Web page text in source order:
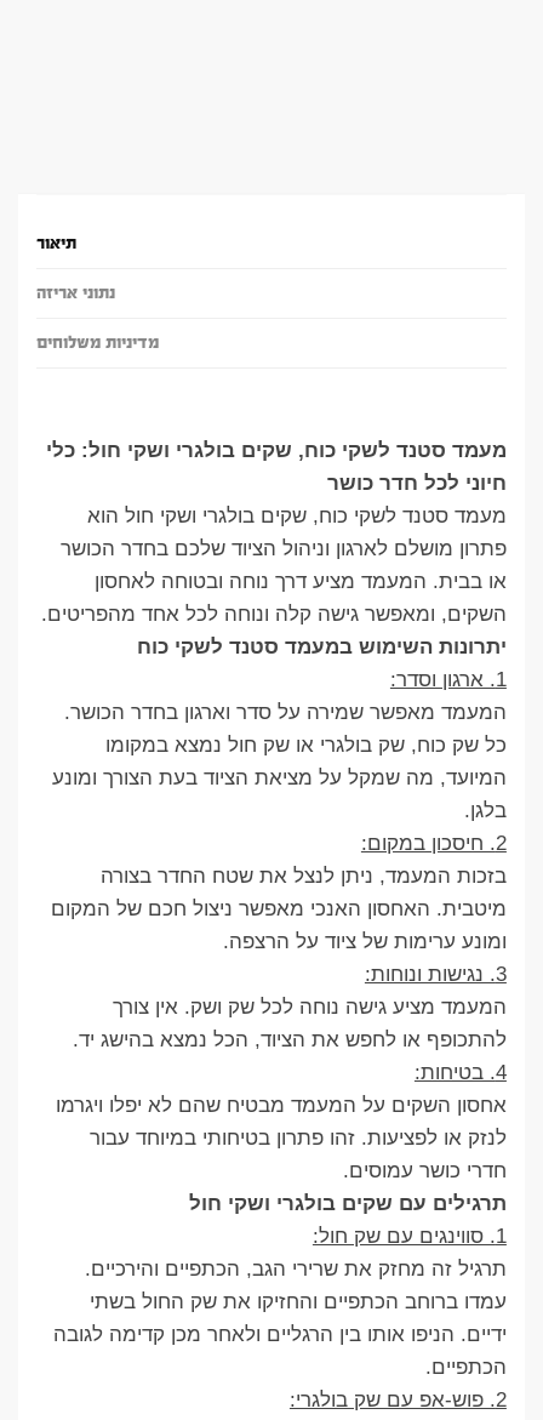
תיאור
נתוני אריזה
מדיניות משלוחים
מעמד סטנד לשקי כוח, שקים בולגרי ושקי חול: כלי
חיוני לכל חדר כושר
מעמד סטנד לשקי כוח, שקים בולגרי ושקי חול הוא
פתרון מושלם לארגון וניהול הציוד שלכם בחדר הכושר
או בבית. המעמד מציע דרך נוחה ובטוחה לאחסון
השקים, ומאפשר גישה קלה ונוחה לכל אחד מהפריטים.
יתרונות השימוש במעמד סטנד לשקי כוח
1. ארגון וסדר:
המעמד מאפשר שמירה על סדר וארגון בחדר הכושר.
כל שק כוח, שק בולגרי או שק חול נמצא במקומו
המיועד, מה שמקל על מציאת הציוד בעת הצורך ומונע
בלגן.
2. חיסכון במקום:
בזכות המעמד, ניתן לנצל את שטח החדר בצורה
מיטבית. האחסון האנכי מאפשר ניצול חכם של המקום
ומונע ערימות של ציוד על הרצפה.
3. נגישות ונוחות:
המעמד מציע גישה נוחה לכל שק ושק. אין צורך
להתכופף או לחפש את הציוד, הכל נמצא בהישג יד.
4. בטיחות:
אחסון השקים על המעמד מבטיח שהם לא יפלו ויגרמו
לנזק או לפציעות. זהו פתרון בטיחותי במיוחד עבור
חדרי כושר עמוסים.
תרגילים עם שקים בולגרי ושקי חול
1. סווינגים עם שק חול:
תרגיל זה מחזק את שרירי הגב, הכתפיים והירכיים.
עמדו ברוחב הכתפיים והחזיקו את שק החול בשתי
ידיים. הניפו אותו בין הרגליים ולאחר מכן קדימה לגובה
הכתפיים.
2. פוש-אפ עם שק בולגרי: